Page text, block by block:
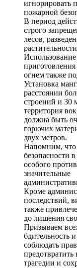
игнорировать
пожарной
В период
строго
лесов,
огнем также
Установка
расстоянии
строений и 30
территория
должна быть
горючих
двух метров.
Напомним, что
безопасности
особого
значительные
Кроме
последствий,
также
до лишения
Призываем
бдительность
соблюдать
трагедии и